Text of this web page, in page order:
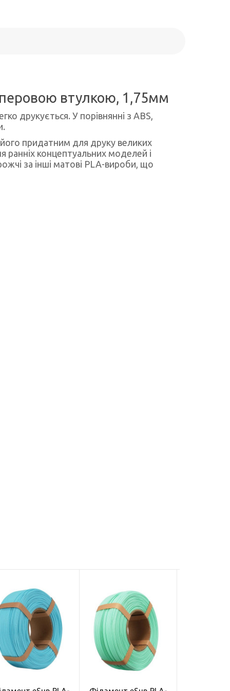
втулкою, 1,75мм
друкується. У порівнянні з ABS,
придатним для друку великих
концептуальних моделей і
за інші матові PLA-вироби, що